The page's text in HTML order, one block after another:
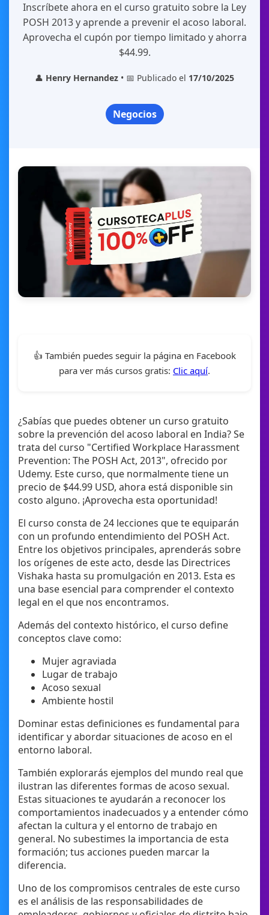
Inscríbete ahora en el curso gratuito sobre la Ley
POSH 2013 y aprende a prevenir el acoso laboral.
Aprovecha el cupón por tiempo limitado y ahorra
$44.99.
👤 Henry Hernandez • 📅 Publicado el 17/10/2025
Negocios
👍 También puedes seguir la página en Facebook
para ver más cursos gratis: Clic aquí.
¿Sabías que puedes obtener un curso gratuito
sobre la prevención del acoso laboral en India? Se
trata del curso "Certified Workplace Harassment
Prevention: The POSH Act, 2013", ofrecido por
Udemy. Este curso, que normalmente tiene un
precio de $44.99 USD, ahora está disponible sin
costo alguno. ¡Aprovecha esta oportunidad!
El curso consta de 24 lecciones que te equiparán
con un profundo entendimiento del POSH Act.
Entre los objetivos principales, aprenderás sobre
los orígenes de este acto, desde las Directrices
Vishaka hasta su promulgación en 2013. Esta es
una base esencial para comprender el contexto
legal en el que nos encontramos.
Además del contexto histórico, el curso define
conceptos clave como:
Mujer agraviada
Lugar de trabajo
Acoso sexual
Ambiente hostil
Dominar estas definiciones es fundamental para
identificar y abordar situaciones de acoso en el
entorno laboral.
También explorarás ejemplos del mundo real que
ilustran las diferentes formas de acoso sexual.
Estas situaciones te ayudarán a reconocer los
comportamientos inadecuados y a entender cómo
afectan la cultura y el entorno de trabajo en
general. No subestimes la importancia de esta
formación; tus acciones pueden marcar la
diferencia.
Uno de los compromisos centrales de este curso
es el análisis de las responsabilidades de